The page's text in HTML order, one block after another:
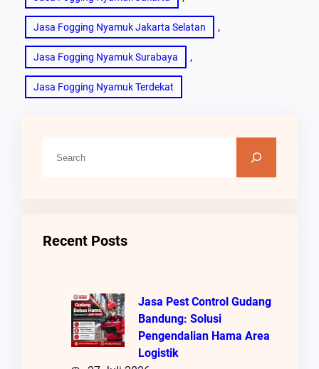
Jasa Fogging Nyamuk Jakarta Selatan ,
Jasa Fogging Nyamuk Surabaya ,
Jasa Fogging Nyamuk Terdekat
Recent Posts
Jasa Pest Control Gudang
Bandung: Solusi
Pengendalian Hama Area
Logistik